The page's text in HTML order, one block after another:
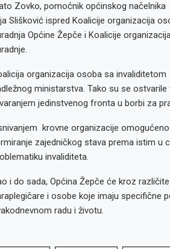
Zovko, pomoćnik općinskog
Slišković ispred Koalicije organizacija
Općine Žepče i Koalicije
organizacija osoba sa
ministarstva. Tako su se
jedinstvenog fronta u borbi za
krovne organizacije
zajedničkog stava prema istim u
invaliditeta.
i do sada, Općina Žepče će kroz
i osobe koje imaju specifične
radu i životu.